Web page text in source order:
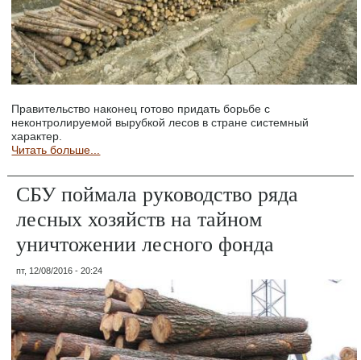
Правительство наконец готово придать борьбе с
неконтролируемой вырубкой лесов в стране системный
характер.
Читать больше...
СБУ поймала руководство ряда
лесных хозяйств на тайном
уничтожении лесного фонда
пт, 12/08/2016 - 20:24